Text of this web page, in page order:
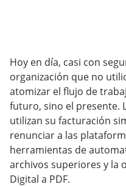
Hoy en día, casi con
organización que no
atomizar el flujo de
futuro, sino el presente.
utilizan su facturación
renunciar a las
herramientas de
archivos superiores y la
Digital a PDF.